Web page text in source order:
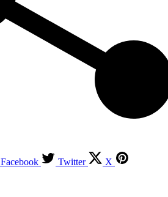
Facebook Twitter
X